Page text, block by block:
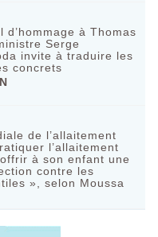
d’hommage à Thomas
Serge
invite à traduire les
concrets
de l’allaitement
l’allaitement
à son enfant une
contre les
», selon Moussa